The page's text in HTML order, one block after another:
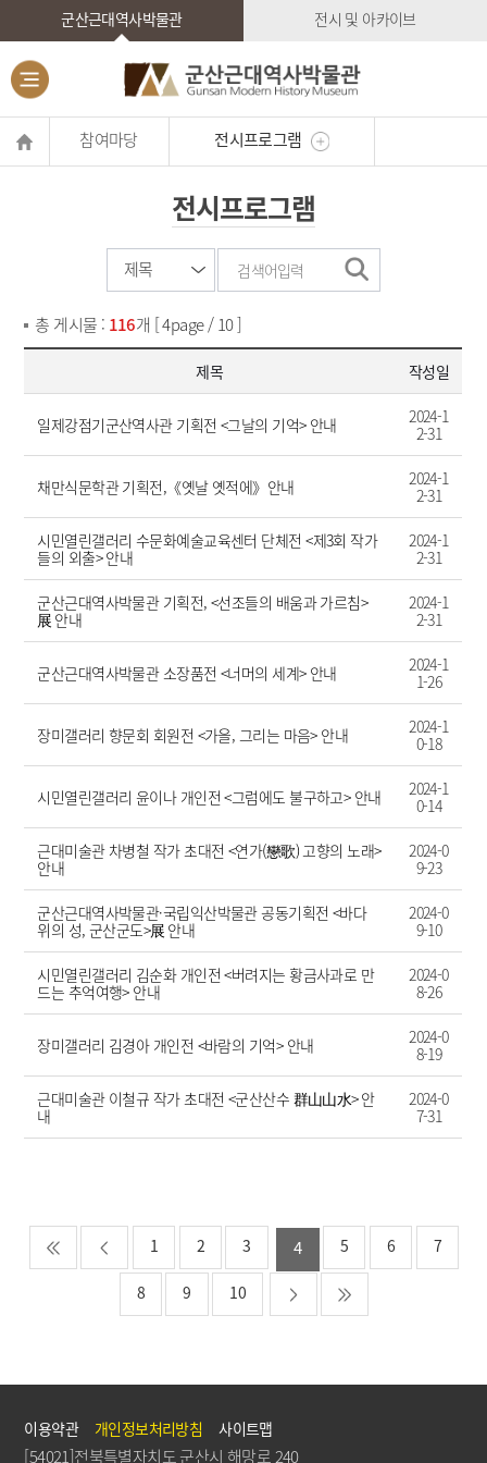
군산근대역사박물관 전시 및 아카이브
참여마당 전시프로그램
전시프로그램
총 게시물 : 116개 [ 4page / 10 ]
제목 작성일
일제강점기군산역사관 기획전 <그날의 기억> 안내
2024-1
2-31
채만식문학관 기획전,《옛날 옛적에》안내
2024-1
2-31
시민열린갤러리 수문화예술교육센터 단체전 <제3회 작가
들의 외출> 안내
2024-1
2-31
군산근대역사박물관 기획전, <선조들의 배움과 가르침>
展 안내
2024-1
2-31
군산근대역사박물관 소장품전 <너머의 세계> 안내
2024-1
1-26
장미갤러리 향문회 회원전 <가을, 그리는 마음> 안내
2024-1
0-18
시민열린갤러리 윤이나 개인전 <그럼에도 불구하고> 안내
2024-1
0-14
근대미술관 차병철 작가 초대전 <연가(戀歌) 고향의 노래>
안내
2024-0
9-23
군산근대역사박물관·국립익산박물관 공동기획전 <바다
위의 성, 군산군도>展 안내
2024-0
9-10
시민열린갤러리 김순화 개인전 <버려지는 황금사과로 만
드는 추억여행> 안내
2024-0
8-26
장미갤러리 김경아 개인전 <바람의 기억> 안내
2024-0
8-19
근대미술관 이철규 작가 초대전 <군산산수 群山山水> 안
내
2024-0
7-31
1 2 3 4 5 6 7
8 9 10
이용약관 개인정보처리방침 사이트맵
[54021]전북특별자치도 군산시 해망로 240